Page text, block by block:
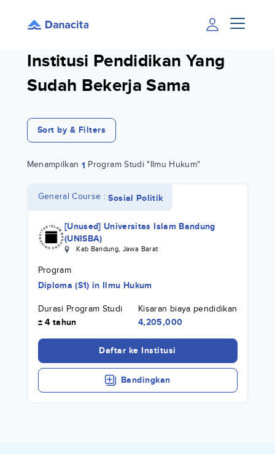
Institusi Pendidikan Yang
Sudah Bekerja Sama
Sort by & Filters
Menampilkan 1 Program Studi "Ilmu Hukum"
General Course :Sosial Politik
[Unused] Universitas Islam Bandung
(UNISBA)
Kab Bandung, Jawa Barat
Program
Diploma (S1) in Ilmu Hukum
Durasi Program Studi
± 4 tahun
Kisaran biaya pendidikan
4,205,000
Daftar ke Institusi
Bandingkan